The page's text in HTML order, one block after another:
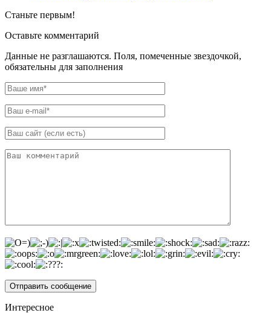
Станьте первым!
Оставьте комментарий
Данные не разглашаются. Поля, помеченные звездочкой,
обязательны для заполнения
Интересное